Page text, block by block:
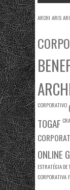
ARCHI ARIS
CORPORATIVO
TOGAF
ONLINE
ESTRATÉGIA DE
CORPORATIVA